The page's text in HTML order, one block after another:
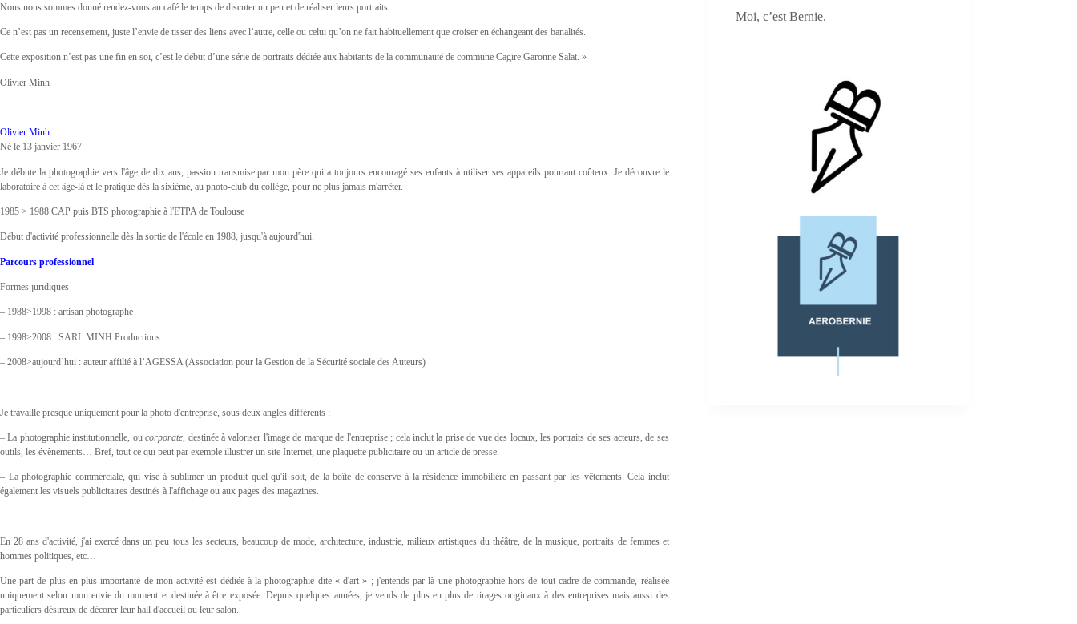
Nous nous sommes donné rendez-vous au café le temps de discuter un peu et de réaliser leurs portraits.
Ce n’est pas un recensement, juste l’envie de tisser des liens avec l’autre, celle ou celui qu’on ne fait habituellement que croiser en échangeant des banalités.
Cette exposition n’est pas une fin en soi, c’est le début d’une série de portraits dédiée aux habitants de la communauté de commune Cagire Garonne Salat. »
Olivier Minh
Olivier Minh
Né le 13 janvier 1967
Je débute la photographie vers l'âge de dix ans, passion transmise par mon père qui a toujours encouragé ses enfants à utiliser ses appareils pourtant coûteux. Je découvre le
laboratoire à cet âge-là et le pratique dès la sixième, au photo-club du collège, pour ne plus jamais m'arrêter.
1985 > 1988 CAP puis BTS photographie à l'ETPA de Toulouse
Début d'activité professionnelle dès la sortie de l'école en 1988, jusqu'à aujourd'hui.
Parcours professionnel
Formes juridiques
– 1988>1998 : artisan photographe
– 1998>2008 : SARL MINH Productions
– 2008>aujourd’hui : auteur affilié à l’AGESSA (Association pour la Gestion de la Sécurité sociale des Auteurs)
Je travaille presque uniquement pour la photo d'entreprise, sous deux angles différents :
– La photographie institutionnelle, oucorporate, destinée à valoriser l'image de marque de l'entreprise ; cela inclut la prise de vue des locaux, les portraits de ses acteurs, de ses
outils, les évènements… Bref, tout ce qui peut par exemple illustrer un site Internet, une plaquette publicitaire ou un article de presse.
– La photographie commerciale, qui vise à sublimer un produit quel qu'il soit, de la boîte de conserve à la résidence immobilière en passant par les vêtements. Cela inclut
également les visuels publicitaires destinés à l'affichage ou aux pages des magazines.
En 28 ans d'activité, j'ai exercé dans un peu tous les secteurs, beaucoup de mode, architecture, industrie, milieux artistiques du théâtre, de la musique, portraits de femmes et
hommes politiques, etc…
Une part de plus en plus importante de mon activité est dédiée à la photographie dite « d'art » ; j'entends par là une photographie hors de tout cadre de commande, réalisée
uniquement selon mon envie du moment et destinée à être exposée. Depuis quelques années, je vends de plus en plus de tirages originaux à des entreprises mais aussi des
particuliers désireux de décorer leur hall d'accueil ou leur salon.
Moi, c’est Bernie.